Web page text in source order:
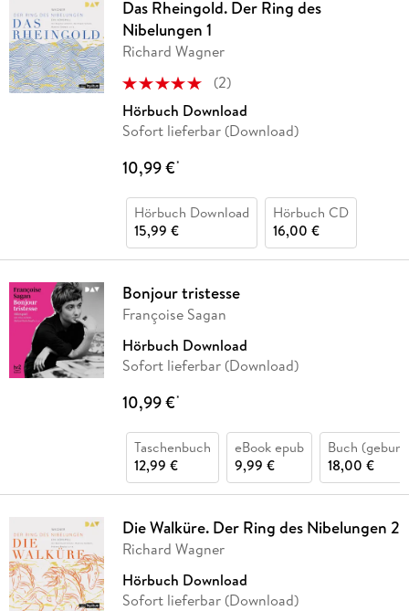
Das Rheingold. Der Ring des
Nibelungen 1
Richard Wagner
(2)
Hörbuch Download
Sofort lieferbar (Download)
10,99 €*
Hörbuch Download
15,99 €
Hörbuch CD
16,00 €
Bonjour tristesse
Françoise Sagan
Hörbuch Download
Sofort lieferbar (Download)
10,99 €*
Taschenbuch
12,99 €
eBook epub
9,99 €
Buch
18,00 €
Die Walküre. Der Ring des Nibelungen 2
Richard Wagner
Hörbuch Download
Sofort lieferbar (Download)